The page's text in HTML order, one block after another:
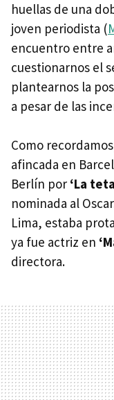
huellas de una
joven periodista (
encuentro entre
cuestionarnos el
plantearnos la
a pesar de las
Como
afincada en
Berlín por ‘La
nominada al
Lima, estaba
ya fue actriz en
directora.